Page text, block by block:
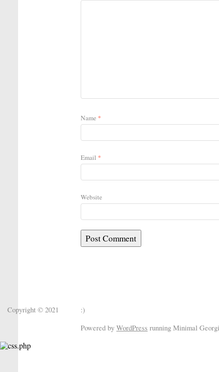
Name *
Email *
Website
Copyright © 2021
:)
Powered by WordPress running Minimal